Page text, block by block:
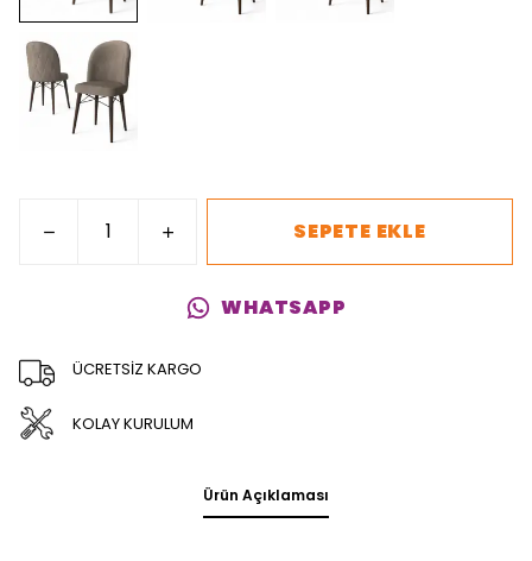
SEPETE EKLE
WHATSAPP
ÜCRETSİZ KARGO
KOLAY KURULUM
Ürün Açıklaması